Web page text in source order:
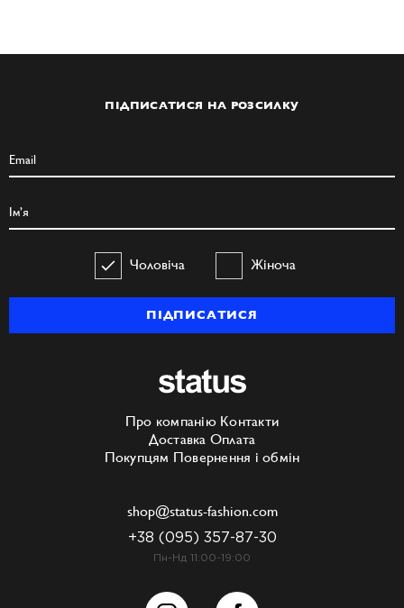
ПІДПИСАТИСЯ НА РОЗСИЛКУ
Чоловіча Жіноча
ПІДПИСАТИСЯ
Про компанію Контакти
Доставка Оплата
Покупцям Повернення і обмін
shop@status-fashion.com
+38 (095) 357-87-30
Пн-Нд 11:00-19:00